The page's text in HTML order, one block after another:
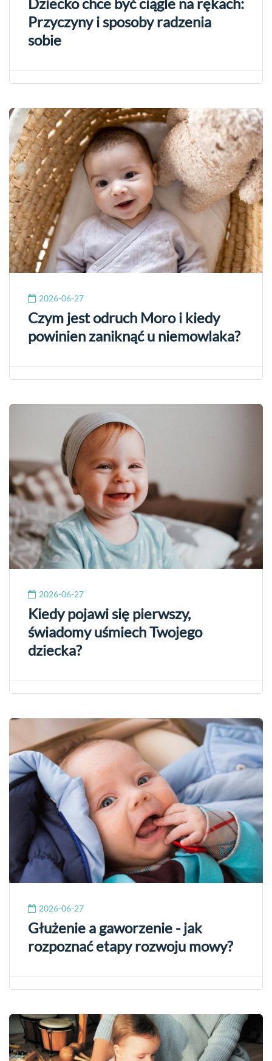
Przyczyny i sposoby radzenia
sobie
2026-06-27
Czym jest odruch Moro i kiedy
powinien zaniknąć u niemowlaka?
2026-06-27
Kiedy pojawi się pierwszy,
świadomy uśmiech Twojego
dziecka?
2026-06-27
Głużenie a gaworzenie - jak
rozpoznać etapy rozwoju mowy?